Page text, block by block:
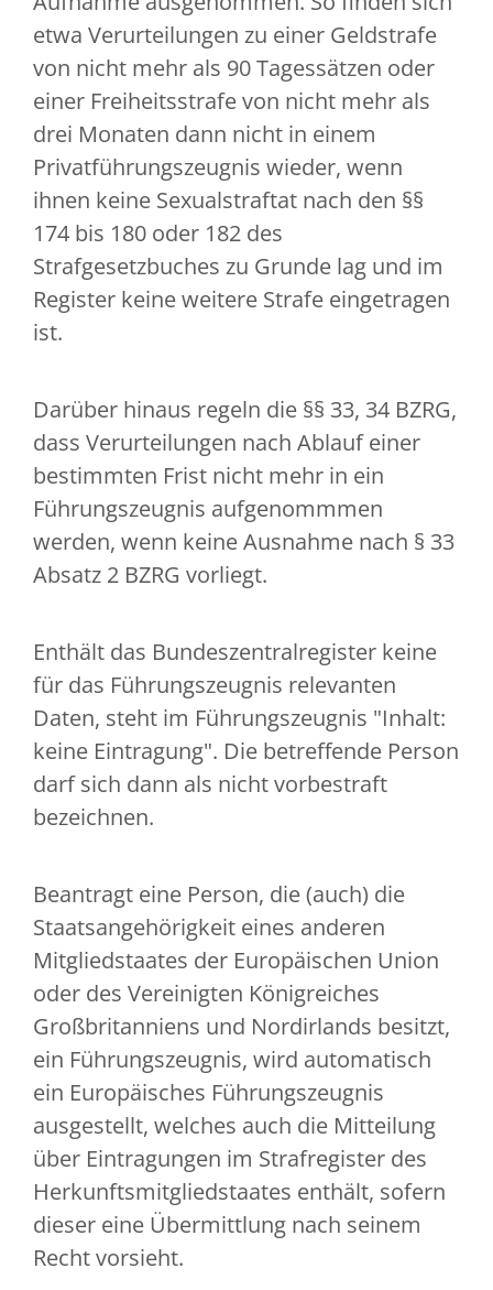
etwa Verurteilungen zu einer Geldstrafe
von nicht mehr als 90 Tagessätzen oder
einer Freiheitsstrafe von nicht mehr als
drei Monaten dann nicht in einem
Privatführungszeugnis wieder, wenn
ihnen keine Sexualstraftat nach den §§
174 bis 180 oder 182 des
Strafgesetzbuches zu Grunde lag und im
Register keine weitere Strafe eingetragen
ist.
Darüber hinaus regeln die §§ 33, 34 BZRG,
dass Verurteilungen nach Ablauf einer
bestimmten Frist nicht mehr in ein
Führungszeugnis aufgenommmen
werden, wenn keine Ausnahme nach § 33
Absatz 2 BZRG vorliegt.
Enthält das Bundeszentralregister keine
für das Führungszeugnis relevanten
Daten, steht im Führungszeugnis "Inhalt:
keine Eintragung". Die betreffende Person
darf sich dann als nicht vorbestraft
bezeichnen.
Beantragt eine Person, die (auch) die
Staatsangehörigkeit eines anderen
Mitgliedstaates der Europäischen Union
oder des Vereinigten Königreiches
Großbritanniens und Nordirlands besitzt,
ein Führungszeugnis, wird automatisch
ein Europäisches Führungszeugnis
ausgestellt, welches auch die Mitteilung
über Eintragungen im Strafregister des
Herkunftsmitgliedstaates enthält, sofern
dieser eine Übermittlung nach seinem
Recht vorsieht.